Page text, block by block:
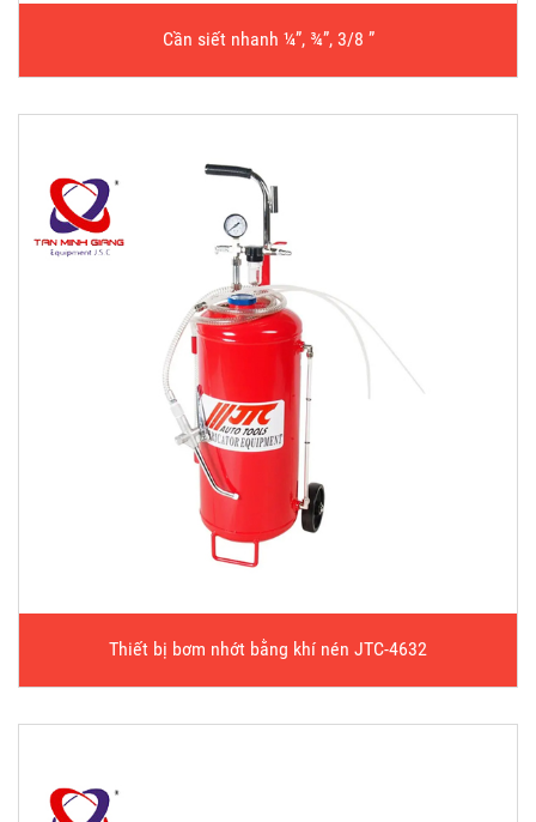
Cần siết nhanh ¼”, ¾”, 3/8 ”
Thiết bị bơm nhớt bằng khí nén JTC-4632